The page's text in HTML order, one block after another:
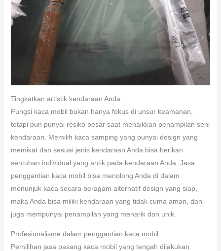
Tingkatkan artistik kendaraan Anda
Fungsi kaca mobil bukan hanya fokus di unsur keamanan,
tetapi pun punyai resiko besar saat menaikkan penampilan seni
kendaraan. Memilih kaca samping yang punyai design yang
memikat dan sesuai jenis kendaraan Anda bisa berikan
sentuhan individual yang antik pada kendaraan Anda. Jasa
penggantian kaca mobil bisa menolong Anda di dalam
menunjuk kaca secara beragam alternatif design yang siap,
maka Anda bisa miliki kendaraan yang tidak cuma aman, dan
juga mempunyai penampilan yang menarik dan unik.
Profesionalisme dalam penggantian kaca mobil
Pemilihan jasa pasang kaca mobil yang tengah dilakukan